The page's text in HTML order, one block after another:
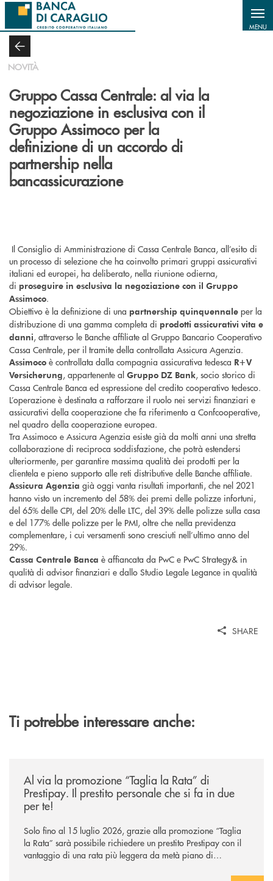
Salta al contenuto principale
MENU
NOVITÀ
Gruppo Cassa Centrale: al via la
negoziazione in esclusiva con il
Gruppo Assimoco per la
definizione di un accordo di
partnership nella
bancassicurazione
Il Consiglio di Amministrazione di Cassa Centrale Banca, all’esito di
un processo di selezione che ha coinvolto primari gruppi assicurativi
italiani ed europei, ha deliberato, nella riunione odierna,
di proseguire in esclusiva la negoziazione con il Gruppo
Assimoco.
Obiettivo è la definizione di una partnership quinquennale per la
distribuzione di una gamma completa di prodotti assicurativi vita e
danni, attraverso le Banche affiliate al Gruppo Bancario Cooperativo
Cassa Centrale, per il tramite della controllata Assicura Agenzia.
Assimoco è controllata dalla compagnia assicurativa tedesca R+V
Versicherung, appartenente al Gruppo DZ Bank, socio storico di
Cassa Centrale Banca ed espressione del credito cooperativo tedesco.
L’operazione è destinata a rafforzare il ruolo nei servizi finanziari e
assicurativi della cooperazione che fa riferimento a Confcooperative,
nel quadro della cooperazione europea.
Tra Assimoco e Assicura Agenzia esiste già da molti anni una stretta
collaborazione di reciproca soddisfazione, che potrà estendersi
ulteriormente, per garantire massima qualità dei prodotti per la
clientela e pieno supporto alle reti distributive delle Banche affiliate.
Assicura Agenzia già oggi vanta risultati importanti, che nel 2021
hanno visto un incremento del 58% dei premi delle polizze infortuni,
del 65% delle CPI, del 20% delle LTC, del 39% delle polizze sulla casa
e del 177% delle polizze per le PMI, oltre che nella previdenza
complementare, i cui versamenti sono cresciuti nell’ultimo anno del
29%.
Cassa Centrale Banca è affiancata da PwC e PwC Strategy& in
qualità di advisor finanziari e dallo Studio Legale Legance in qualità
di advisor legale.
SHARE
Ti potrebbe interessare anche:
Al via la promozione “Taglia la Rata” di
Prestipay. Il prestito personale che si fa in due
per te!
Solo fino al 15 luglio 2026, grazie alla promozione “Taglia
la Rata” sarà possibile richiedere un prestito Prestipay con il
vantaggio di una rata più leggera da metà piano di